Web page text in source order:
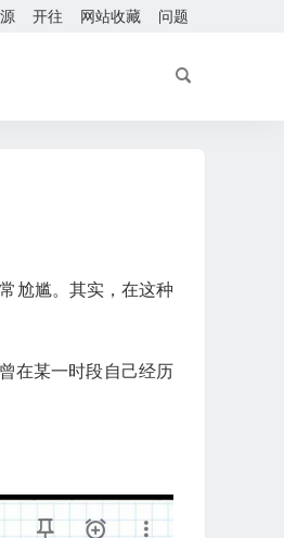
开往 网站收藏 问题
尬尴。其实，在这种
在某一时段自己经历